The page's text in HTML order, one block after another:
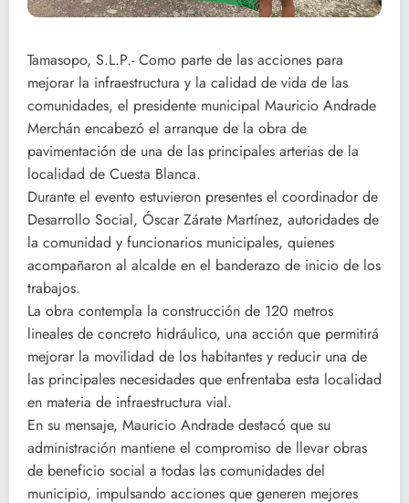
Tamasopo, S.L.P.- Como parte de las acciones para
mejorar la infraestructura y la calidad de vida de las
comunidades, el presidente municipal Mauricio Andrade
Merchán encabezó el arranque de la obra de
pavimentación de una de las principales arterias de la
localidad de Cuesta Blanca.
Durante el evento estuvieron presentes el coordinador de
Desarrollo Social, Óscar Zárate Martínez, autoridades de
la comunidad y funcionarios municipales, quienes
acompañaron al alcalde en el banderazo de inicio de los
trabajos.
La obra contempla la construcción de 120 metros
lineales de concreto hidráulico, una acción que permitirá
mejorar la movilidad de los habitantes y reducir una de
las principales necesidades que enfrentaba esta localidad
en materia de infraestructura vial.
En su mensaje, Mauricio Andrade destacó que su
administración mantiene el compromiso de llevar obras
de beneficio social a todas las comunidades del
municipio, impulsando acciones que generen mejores